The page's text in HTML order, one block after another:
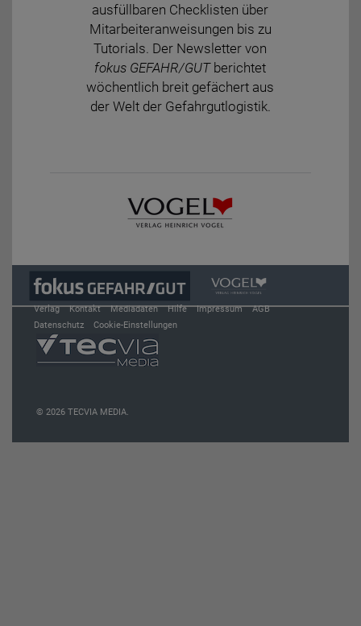
ausfüllbaren Checklisten über
Mitarbeiteranweisungen bis zu
Tutorials. Der Newsletter von
fokus GEFAHR/GUTberichtet
wöchentlich breit gefächert aus
der Welt der Gefahrgutlogistik.
Verlag Kontakt Mediadaten Hilfe Impressum
AGB
Datenschutz
Cookie-Einstellungen
© 2026 TECVIA MEDIA.